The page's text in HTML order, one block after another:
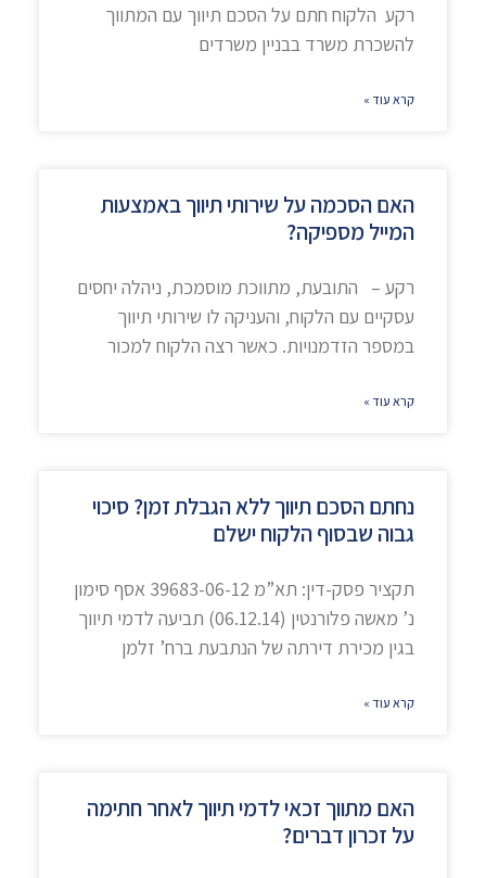
רקע הלקוח חתם על הסכם תיווך עם המתווך
להשכרת משרד בבניין משרדים
קרא עוד »
האם הסכמה על שירותי תיווך באמצעות
המייל מספיקה?
רקע – התובעת, מתווכת מוסמכת, ניהלה יחסים
עסקיים עם הלקוח, והעניקה לו שירותי תיווך
במספר הזדמנויות. כאשר רצה הלקוח למכור
קרא עוד »
נחתם הסכם תיווך ללא הגבלת זמן? סיכוי
גבוה שבסוף הלקוח ישלם
תקציר פסק-דין: תא”מ 39683-06-12 אסף סימון
נ’ מאשה פלורנטין (06.12.14) תביעה לדמי תיווך
בגין מכירת דירתה של הנתבעת ברח’ זלמן
קרא עוד »
האם מתווך זכאי לדמי תיווך לאחר חתימה
על זכרון דברים?